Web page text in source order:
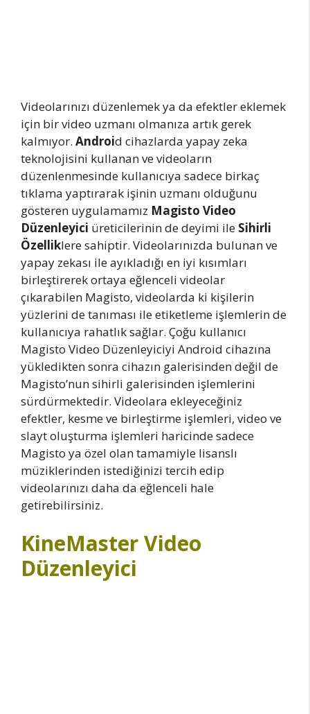
Videolarınızı düzenlemek ya da efektler eklemek
için bir video uzmanı olmanıza artık gerek
kalmıyor. Android cihazlarda yapay zeka
teknolojisini kullanan ve videoların
düzenlenmesinde kullanıcıya sadece birkaç
tıklama yaptırarak işinin uzmanı olduğunu
gösteren uygulamamız Magisto Video
Düzenleyici üreticilerinin de deyimi ile Sihirli
Özelliklere sahiptir. Videolarınızda bulunan ve
yapay zekası ile ayıkladığı en iyi kısımları
birleştirerek ortaya eğlenceli videolar
çıkarabilen Magisto, videolarda ki kişilerin
yüzlerini de tanıması ile etiketleme işlemlerin de
kullanıcıya rahatlık sağlar. Çoğu kullanıcı
Magisto Video Düzenleyiciyi Android cihazına
yükledikten sonra cihazın galerisinden değil de
Magisto’nun sihirli galerisinden işlemlerini
sürdürmektedir. Videolara ekleyeceğiniz
efektler, kesme ve birleştirme işlemleri, video ve
slayt oluşturma işlemleri haricinde sadece
Magisto ya özel olan tamamiyle lisanslı
müziklerinden istediğinizi tercih edip
videolarınızı daha da eğlenceli hale
getirebilirsiniz.
KineMaster Video
Düzenleyici